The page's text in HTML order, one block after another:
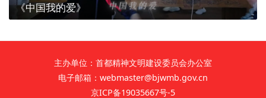
《中国我的爱》
主办单位：首都精神文明建设委员会办公室
电子邮箱：webmaster@bjwmb.gov.cn
京ICP备19035667号-5